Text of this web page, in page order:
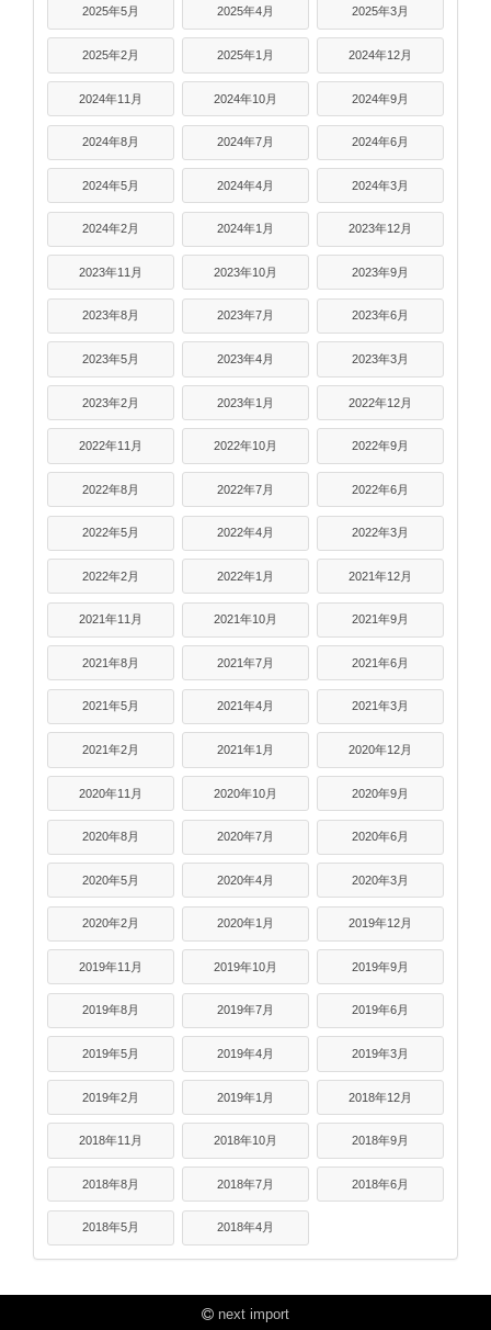
2025年5月 2025年4月 2025年3月
2025年2月 2025年1月 2024年12月
2024年11月 2024年10月 2024年9月
2024年8月 2024年7月 2024年6月
2024年5月 2024年4月 2024年3月
2024年2月 2024年1月 2023年12月
2023年11月 2023年10月 2023年9月
2023年8月 2023年7月 2023年6月
2023年5月 2023年4月 2023年3月
2023年2月 2023年1月 2022年12月
2022年11月 2022年10月 2022年9月
2022年8月 2022年7月 2022年6月
2022年5月 2022年4月 2022年3月
2022年2月 2022年1月 2021年12月
2021年11月 2021年10月 2021年9月
2021年8月 2021年7月 2021年6月
2021年5月 2021年4月 2021年3月
2021年2月 2021年1月 2020年12月
2020年11月 2020年10月 2020年9月
2020年8月 2020年7月 2020年6月
2020年5月 2020年4月 2020年3月
2020年2月 2020年1月 2019年12月
2019年11月 2019年10月 2019年9月
2019年8月 2019年7月 2019年6月
2019年5月 2019年4月 2019年3月
2019年2月 2019年1月 2018年12月
2018年11月 2018年10月 2018年9月
2018年8月 2018年7月 2018年6月
2018年5月 2018年4月
next import